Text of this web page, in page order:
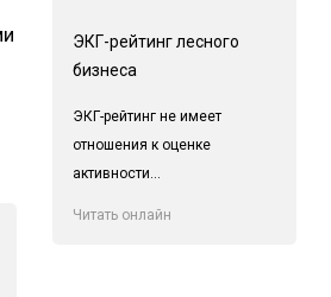
ЭКГ-рейтинг лесного
бизнеса
ЭКГ-рейтинг не имеет
отношения к оценке
активности...
Читать онлайн